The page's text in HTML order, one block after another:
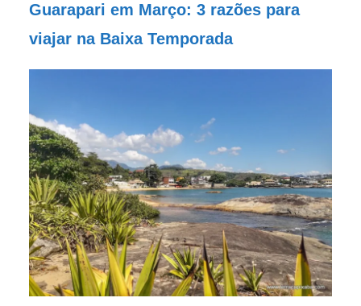
Guarapari em Março: 3 razões para
viajar na Baixa Temporada